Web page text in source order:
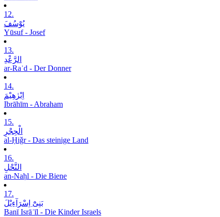
12.
یُوْسُفَ
Yūsuf - Josef
13.
الرَّعْدِ
ar-Raʿd - Der Donner
14.
اِبْرٰھِیْمَ
Ibrāhīm - Abraham
15.
الْحِجْرِ
al-Ḥiǧr - Das steinige Land
16.
النَّحْلِ
an-Naḥl - Die Biene
17.
بَنِیْٓ اِسْرَآءِیْلَ
Banī Isrāʾīl - Die Kinder Israels